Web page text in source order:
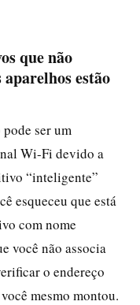
que não
aparelhos estão
ser um
Wi-Fi devido a
“inteligente”
esqueceu que está
com nome
você não associa
o endereço
mesmo montou.